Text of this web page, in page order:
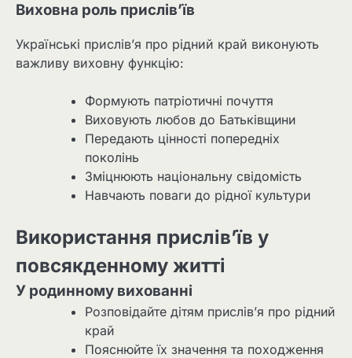
Виховна роль прислів’їв
Українські прислів’я про рідний край виконують
важливу виховну функцію:
Формують патріотичні почуття
Виховують любов до Батьківщини
Передають цінності попередніх
поколінь
Зміцнюють національну свідомість
Навчають поваги до рідної культури
Використання прислів’їв у
повсякденному житті
У родинному вихованні
Розповідайте дітям прислів’я про рідний
край
Пояснюйте їх значення та походження